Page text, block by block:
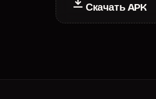
Скачать APK